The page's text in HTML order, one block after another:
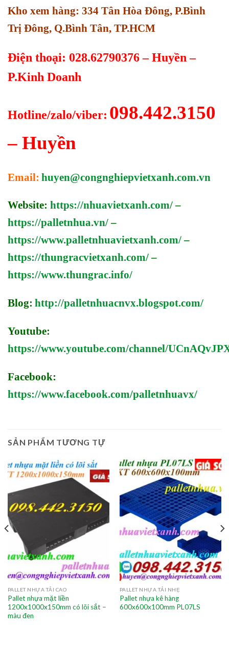
Kho xem hàng: 334 Tân Hòa Đông, P.Bình
Trị Đông, Q.Bình Tân, TP.HCM
Điện thoại: 028.62790376 – Huyền –
P.Kinh Doanh
Hotline/zalo/viber: 098.442.3150
– Huyền
Email: huyen@congnghiepvietxanh.com.vn
Website: https://nhuavietxanh.com/–
https://palletnhua.vn/–
https://www.palletnhuavietxanh.com/–
https://thungracvietxanh.com/–
https://www.thungrac.info/
Blog: http://palletnhuacnvx.blogspot.com/
Youtube:
https://www.youtube.com/channel/
Facebook:
https://www.facebook.com/palletnhuavx/
SẢN PHẨM TƯƠNG TỰ
PALLET NHỰA TẢI CAO
Pallet nhựa mặt liền
1200x1000x150mm có lõi sắt –
màu đen
PALLET NHỰA TẢI NHẸ
Pallet nhựa kê hàng
600x600x100mm PL07LS